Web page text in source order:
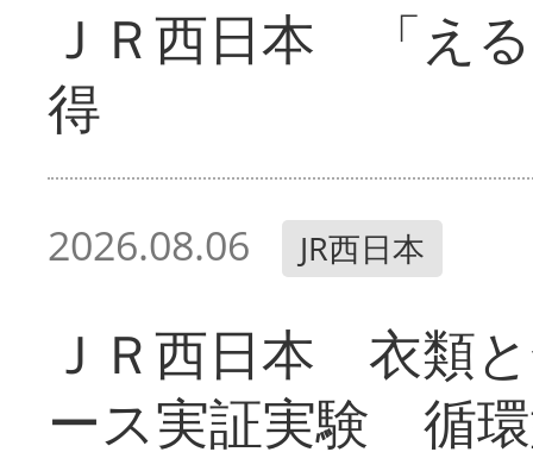
ＪＲ西日本 「え
得
2026.08.06 JR西日本
ＪＲ西日本 衣類
ース実証実験 循